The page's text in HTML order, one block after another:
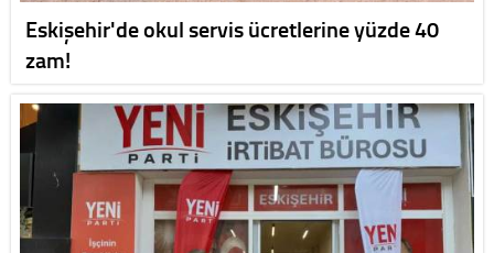
Eskişehir'de okul servis ücretlerine yüzde 40
zam!